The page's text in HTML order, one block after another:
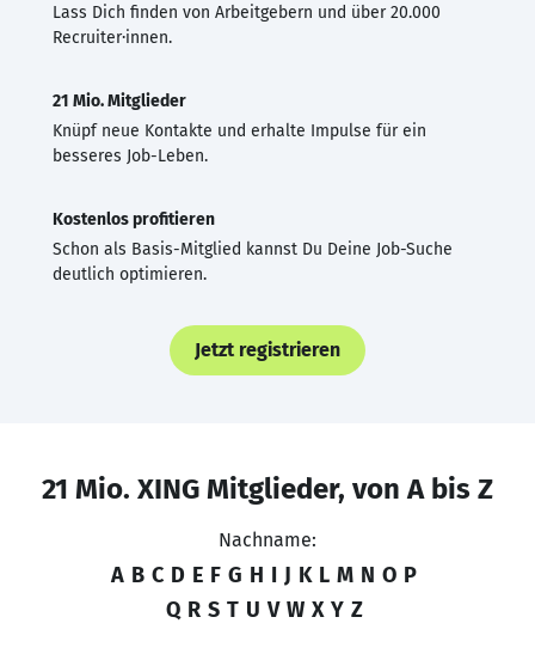
Lass Dich finden von Arbeitgebern und über 20.000
Recruiter·innen.
21 Mio. Mitglieder
Knüpf neue Kontakte und erhalte Impulse für ein
besseres Job-Leben.
Kostenlos profitieren
Schon als Basis-Mitglied kannst Du Deine Job-Suche
deutlich optimieren.
Jetzt registrieren
21 Mio. XING Mitglieder, von A bis Z
Nachname:
A B C D E F G H I J K L M N O P
Q R S T U V W X Y Z